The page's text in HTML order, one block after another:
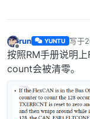
离线
run YUNTU 写于
最后
按照RM手册说明
count会被清零。